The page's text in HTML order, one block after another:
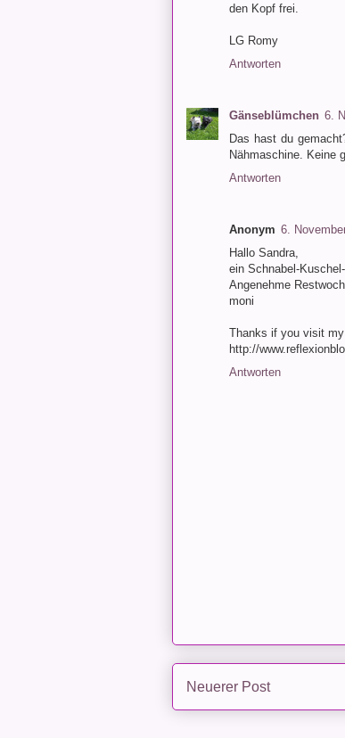
den Kopf frei.
LG Romy
Antworten
Gänseblümchen 6.
Das hast du
Nähmaschine. Keine
Antworten
Anonym 6.
Hallo Sandra,
ein Schnabel-
Angenehme
moni
Thanks if you visit
http://
Antworten
Neuerer Post